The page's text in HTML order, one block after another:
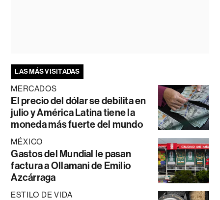
LAS MÁS VISITADAS
MERCADOS
El precio del dólar se debilita en
julio y América Latina tiene la
moneda más fuerte del mundo
MÉXICO
Gastos del Mundial le pasan
factura a Ollamani de Emilio
Azcárraga
ESTILO DE VIDA